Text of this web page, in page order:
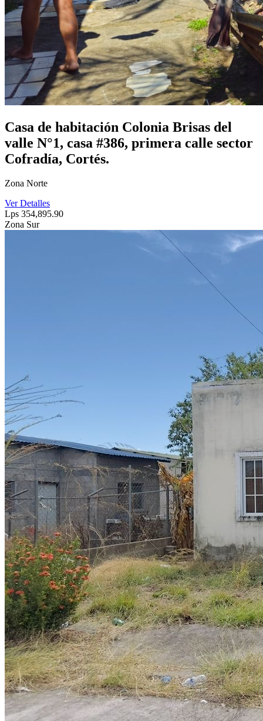
Casa de habitación Colonia Brisas del
valle N°1, casa #386, primera calle sector
Cofradía, Cortés.
Zona Norte
Ver Detalles
Lps 354,895.90
Zona Sur